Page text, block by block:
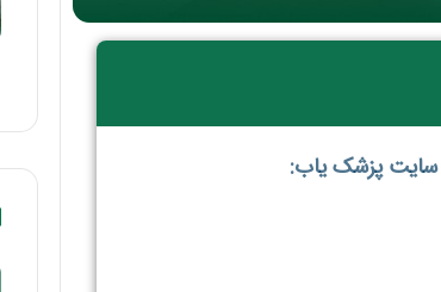
سایت پزشک یاب: